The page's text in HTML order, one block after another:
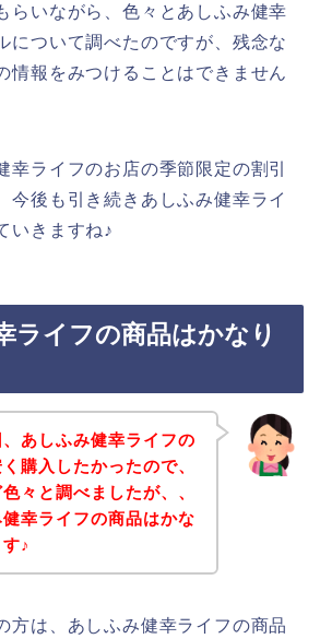
らいながら、色々とあしふみ健幸
について調べたのですが、残念な
情報をみつけることはできません
幸ライフのお店の季節限定の割引
今後も引き続きあしふみ健幸ライ
いきますね♪
ライフの商品はかなり
あしふみ健幸ライフの
購入したかったので、
々と調べましたが、、
幸ライフの商品はかな
♪
方は、あしふみ健幸ライフの商品